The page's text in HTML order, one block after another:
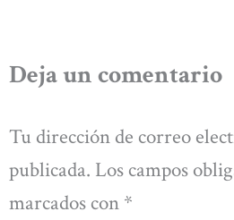
Deja un comentario
Tu dirección de correo
publicada. Los campos
marcados con *